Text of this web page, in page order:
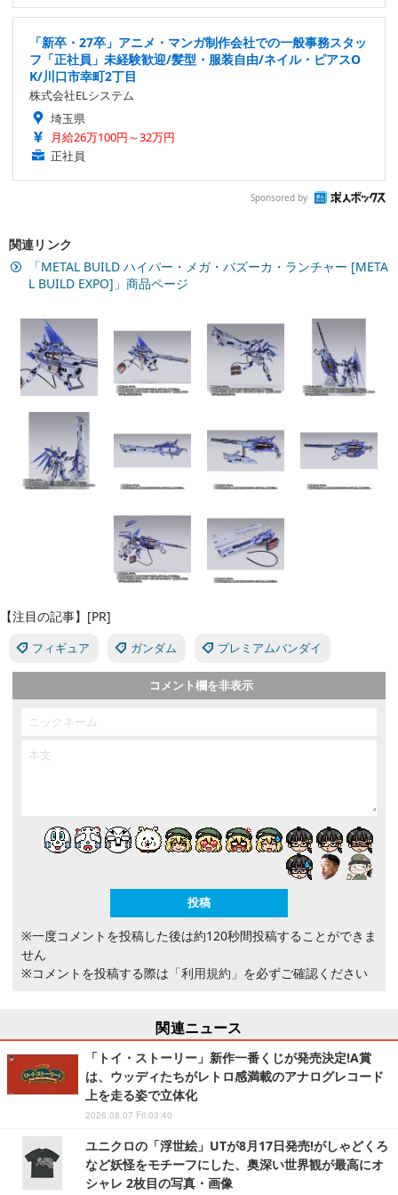
「新卒・27卒」アニメ・マンガ制作会社での一般事務スタッ
フ「正社員」未経験歓迎/髪型・服装自由/ネイル・ピアスO
K/川口市幸町2丁目
株式会社ELシステム
埼玉県
月給26万100円～32万円
正社員
Sponsored by
関連リンク
「METAL BUILD ハイパー・メガ・バズーカ・ランチャー [META
L BUILD EXPO]」商品ページ
【注目の記事】[PR]
フィギュア ガンダム プレミアムバンダイ
コメント欄を非表示
※一度コメントを投稿した後は約120秒間投稿することができま
せん
※コメントを投稿する際は 「利用規約」 を必ずご確認ください
関連ニュース
「トイ・ストーリー」新作一番くじが発売決定!A賞
は、ウッディたちがレトロ感満載のアナログレコード
上を走る姿で立体化
2026.08.07 Fri 03:40
ユニクロの「浮世絵」UTが8月17日発売!がしゃどくろ
など妖怪をモチーフにした、奥深い世界観が最高にオ
シャレ 2枚目の写真・画像